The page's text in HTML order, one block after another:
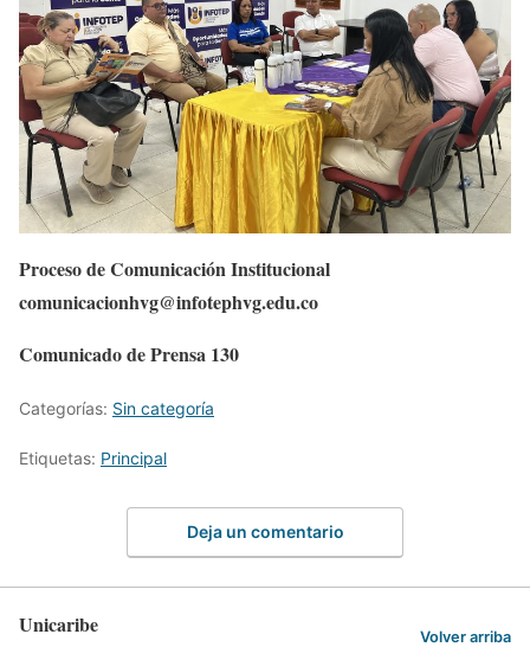
Proceso de Comunicación Institucional
comunicacionhvg@infotephvg.edu.co
Comunicado de Prensa 130
Categorías: Sin categoría
Etiquetas: Principal
Deja un comentario
Unicaribe Volver arriba